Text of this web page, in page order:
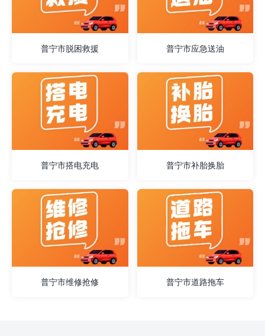
普宁市脱困救援 普宁市应急送油
普宁市搭电充电 普宁市补胎换胎
普宁市维修抢修 普宁市道路拖车